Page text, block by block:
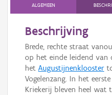
AanmeldenALGEMEEN
Beschrijving
Brede, rechte straat
op het einde leidend van
het Augustijnenklooster
Vogelenzang. In het
Kriekerij bleven heel wat